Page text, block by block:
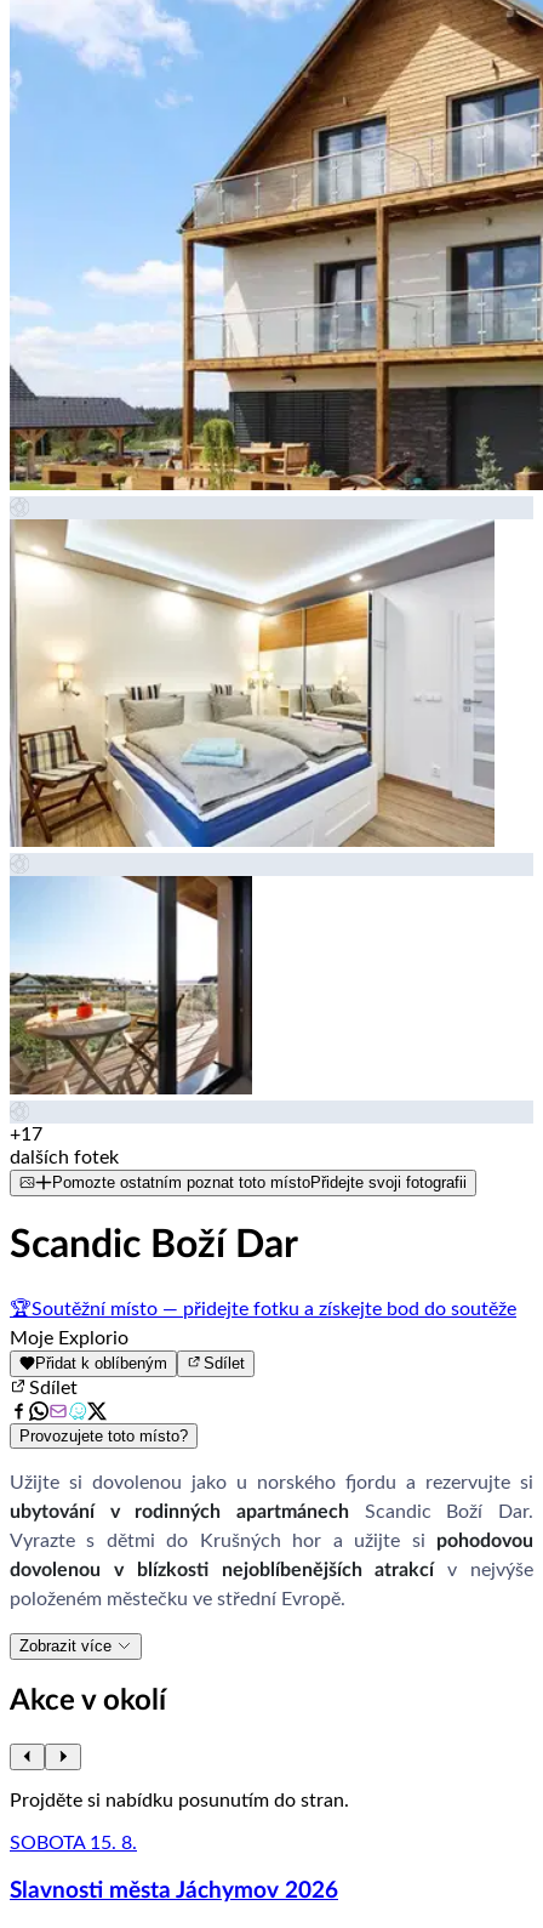
+17
dalších fotek
Pomozte ostatním poznat toto místoPřidejte svoji fotografii
Scandic Boží Dar
🏆Soutěžní místo — přidejte fotku a získejte bod do soutěže
Moje Explorio
Přidat k oblíbeným Sdílet
Sdílet
Provozujete toto místo?
Užijte si dovolenou jako u norského fjordu a rezervujte si
ubytování v rodinných apartmánech Scandic Boží Dar.
Vyrazte s dětmi do Krušných hor a užijte si pohodovou
dovolenou v blízkosti nejoblíbenějších atrakcí v nejvýše
položeném městečku ve střední Evropě.
Zobrazit více
Akce v okolí
Projděte si nabídku posunutím do stran.
SOBOTA 15. 8.
Slavnosti města Jáchymov 2026